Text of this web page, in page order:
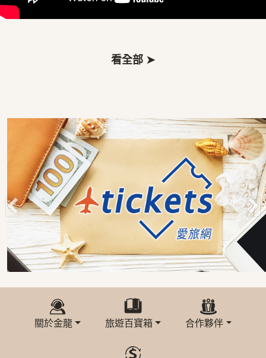
看全部 ➤
關於金龍 旅遊百寶箱 合作夥伴